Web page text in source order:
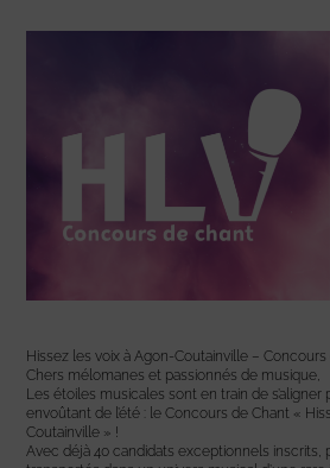
Hissez les voix à Agon-Coutainville – Concours
Chers mélomanes et passionnés de musique,
Les étoiles musicales sont en train de s’aligner
envoûtant de l’été : le Concours de Chant «
Coutainville » !
Avec déjà 40 candidats exceptionnels inscrits,